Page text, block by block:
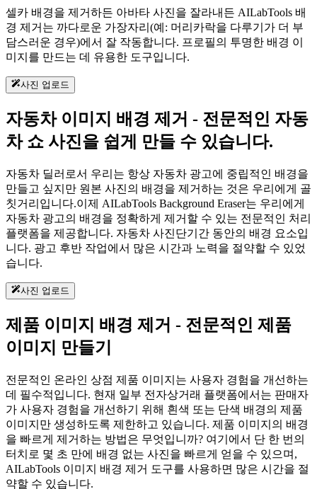
셀카 배경을 제거하든 아바타 사진을 잘라내든 AILabTools 배
경 제거는 까다로운 가장자리(예: 머리카락을 다루기가 더 부
담스러운 경우)에서 잘 작동합니다. 프로필의 투명한 배경 이
미지를 만드는 데 유용한 도구입니다.
사진 업로드
자동차 이미지 배경 제거 - 전문적인 자동
차 쇼 사진을 쉽게 만들 수 있습니다.
자동차 딜러로서 우리는 항상 자동차 광고에 중립적인 배경을
만들고 싶지만 원본 사진의 배경을 제거하는 것은 우리에게 골
칫거리입니다.이제 AILabTools Background Eraser는 우리에게
자동차 광고의 배경을 정확하게 제거할 수 있는 전문적인 처리
플랫폼을 제공합니다. 자동차 사진단기간 동안의 배경 요소입
니다. 광고 후반 작업에서 많은 시간과 노력을 절약할 수 있었
습니다.
사진 업로드
제품 이미지 배경 제거 - 전문적인 제품
이미지 만들기
전문적인 온라인 상점 제품 이미지는 사용자 경험을 개선하는
데 필수적입니다. 현재 일부 전자상거래 플랫폼에서는 판매자
가 사용자 경험을 개선하기 위해 흰색 또는 단색 배경의 제품
이미지만 생성하도록 제한하고 있습니다. 제품 이미지의 배경
을 빠르게 제거하는 방법은 무엇입니까? 여기에서 단 한 번의
터치로 몇 초 만에 배경 없는 사진을 빠르게 얻을 수 있으며,
AILabTools 이미지 배경 제거 도구를 사용하면 많은 시간을 절
약할 수 있습니다.